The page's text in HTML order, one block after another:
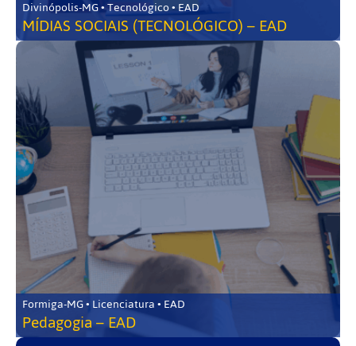
Divinópolis-MG • Tecnológico • EAD
MÍDIAS SOCIAIS (TECNOLÓGICO) – EAD
Formiga-MG • Licenciatura • EAD
Pedagogia – EAD